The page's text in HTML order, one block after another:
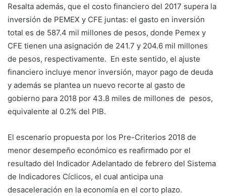
Resalta además, que el costo financiero del 2017 supera la
inversión de PEMEX y CFE juntas: el gasto en inversión
total es de 587.4 mil millones de pesos, donde Pemex y
CFE tienen una asignación de 241.7 y 204.6 mil millones
de pesos, respectivamente. En este sentido, el ajuste
financiero incluye menor inversión, mayor pago de deuda
y además se plantea un nuevo recorte al gasto de
gobierno para 2018 por 43.8 miles de millones de pesos,
equivalente al 0.2% del PIB.
El escenario propuesta por los Pre-Criterios 2018 de
menor desempeño económico es reafirmado por el
resultado del Indicador Adelantado de febrero del Sistema
de Indicadores Cíclicos, el cual anticipa una
desaceleración en la economía en el corto plazo.